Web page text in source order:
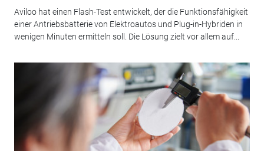
Aviloo hat einen Flash-Test entwickelt, der die Funktionsfähigkeit
einer Antriebsbatterie von Elektroautos und Plug-in-Hybriden in
wenigen Minuten ermitteln soll. Die Lösung zielt vor allem auf...